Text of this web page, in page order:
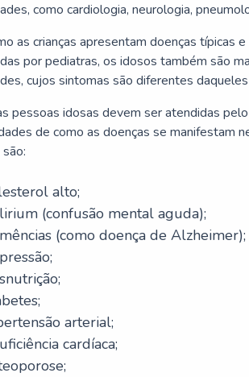
como cardiologia, neurologia,
as crianças apresentam doenças típicas
por pediatras, os idosos também são
cujos sintomas são diferentes
pessoas idosas devem ser atendidas
de como as doenças se manifestam
alto;
(confusão mental aguda);
(como doença de Alzheimer);
arterial;
cardíaca;